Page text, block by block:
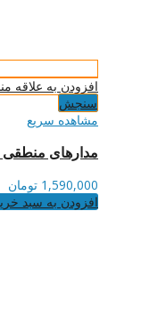
افزودن به علاقه
سنجش
مشاهده سریع
مدارهای منطقی
1,590,000 تومان
افزودن به سبد